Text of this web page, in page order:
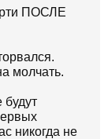
ПОСЛЕ
молчать.
никогда не